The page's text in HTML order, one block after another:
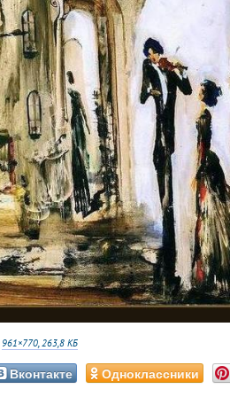
961×770, 263,8 КБ
Вконтакте Одноклассники